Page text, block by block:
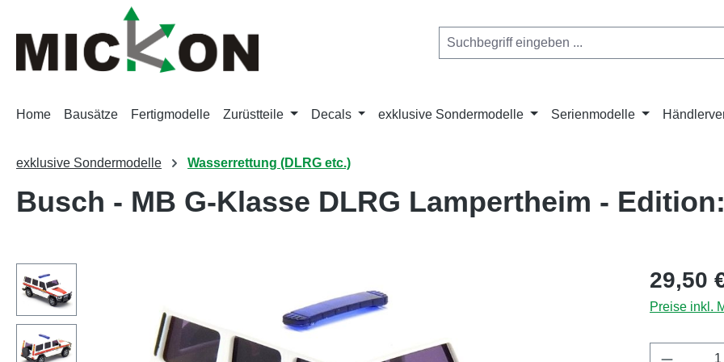
Hauptinhalt springen
Zur Hauptnavigation springen
Home Bausätze Fertigmodelle Zurüstteile Decals exklusive Sondermodelle Serienmodelle
exklusive Sondermodelle Wasserrettung (DLRG etc.)
Busch - MB G-Klasse DLRG Lampertheim -
Bildergalerie überspringen Regulärer
29,50
Preise inkl.